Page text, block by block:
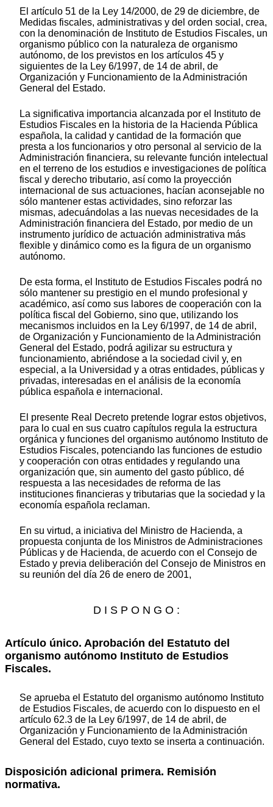
El artículo 51 de la Ley 14/2000, de 29 de diciembre, de
Medidas fiscales, administrativas y del orden social, crea,
con la denominación de Instituto de Estudios Fiscales, un
organismo público con la naturaleza de organismo
autónomo, de los previstos en los artículos 45 y
siguientes de la Ley 6/1997, de 14 de abril, de
Organización y Funcionamiento de la Administración
General del Estado.
La significativa importancia alcanzada por el Instituto de
Estudios Fiscales en la historia de la Hacienda Pública
española, la calidad y cantidad de la formación que
presta a los funcionarios y otro personal al servicio de la
Administración financiera, su relevante función intelectual
en el terreno de los estudios e investigaciones de política
fiscal y derecho tributario, así como la proyección
internacional de sus actuaciones, hacían aconsejable no
sólo mantener estas actividades, sino reforzar las
mismas, adecuándolas a las nuevas necesidades de la
Administración financiera del Estado, por medio de un
instrumento jurídico de actuación administrativa más
flexible y dinámico como es la figura de un organismo
autónomo.
De esta forma, el Instituto de Estudios Fiscales podrá no
sólo mantener su prestigio en el mundo profesional y
académico, así como sus labores de cooperación con la
política fiscal del Gobierno, sino que, utilizando los
mecanismos incluidos en la Ley 6/1997, de 14 de abril,
de Organización y Funcionamiento de la Administración
General del Estado, podrá agilizar su estructura y
funcionamiento, abriéndose a la sociedad civil y, en
especial, a la Universidad y a otras entidades, públicas y
privadas, interesadas en el análisis de la economía
pública española e internacional.
El presente Real Decreto pretende lograr estos objetivos,
para lo cual en sus cuatro capítulos regula la estructura
orgánica y funciones del organismo autónomo Instituto de
Estudios Fiscales, potenciando las funciones de estudio
y cooperación con otras entidades y regulando una
organización que, sin aumento del gasto público, dé
respuesta a las necesidades de reforma de las
instituciones financieras y tributarias que la sociedad y la
economía española reclaman.
En su virtud, a iniciativa del Ministro de Hacienda, a
propuesta conjunta de los Ministros de Administraciones
Públicas y de Hacienda, de acuerdo con el Consejo de
Estado y previa deliberación del Consejo de Ministros en
su reunión del día 26 de enero de 2001,
D I S P O N G O :
Artículo único. Aprobación del Estatuto del
organismo autónomo Instituto de Estudios
Fiscales.
Se aprueba el Estatuto del organismo autónomo Instituto
de Estudios Fiscales, de acuerdo con lo dispuesto en el
artículo 62.3 de la Ley 6/1997, de 14 de abril, de
Organización y Funcionamiento de la Administración
General del Estado, cuyo texto se inserta a continuación.
Disposición adicional primera. Remisión
normativa.